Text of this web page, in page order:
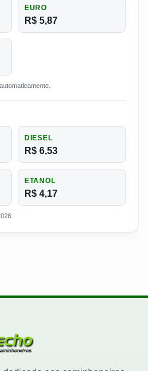
EURO
R$ 5,87
DIESEL
R$ 6,53
ETANOL
R$ 4,17